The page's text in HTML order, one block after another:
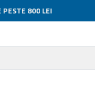
PESTE 800 LEI